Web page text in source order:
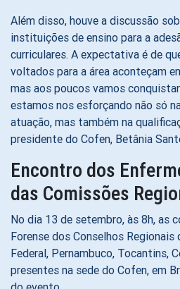
Além disso, houve a discussão
instituições de ensino para a
curriculares. A expectativa é de
voltados para a área aconteçam
mas aos poucos vamos
estamos nos esforçando não só
atuação, mas também na
presidente do Cofen, Betânia
Encontro dos
das Comissões
No dia 13 de setembro, às 8h, as
Forense dos Conselhos
Federal, Pernambuco, Tocantins,
presentes na sede do Cofen, em